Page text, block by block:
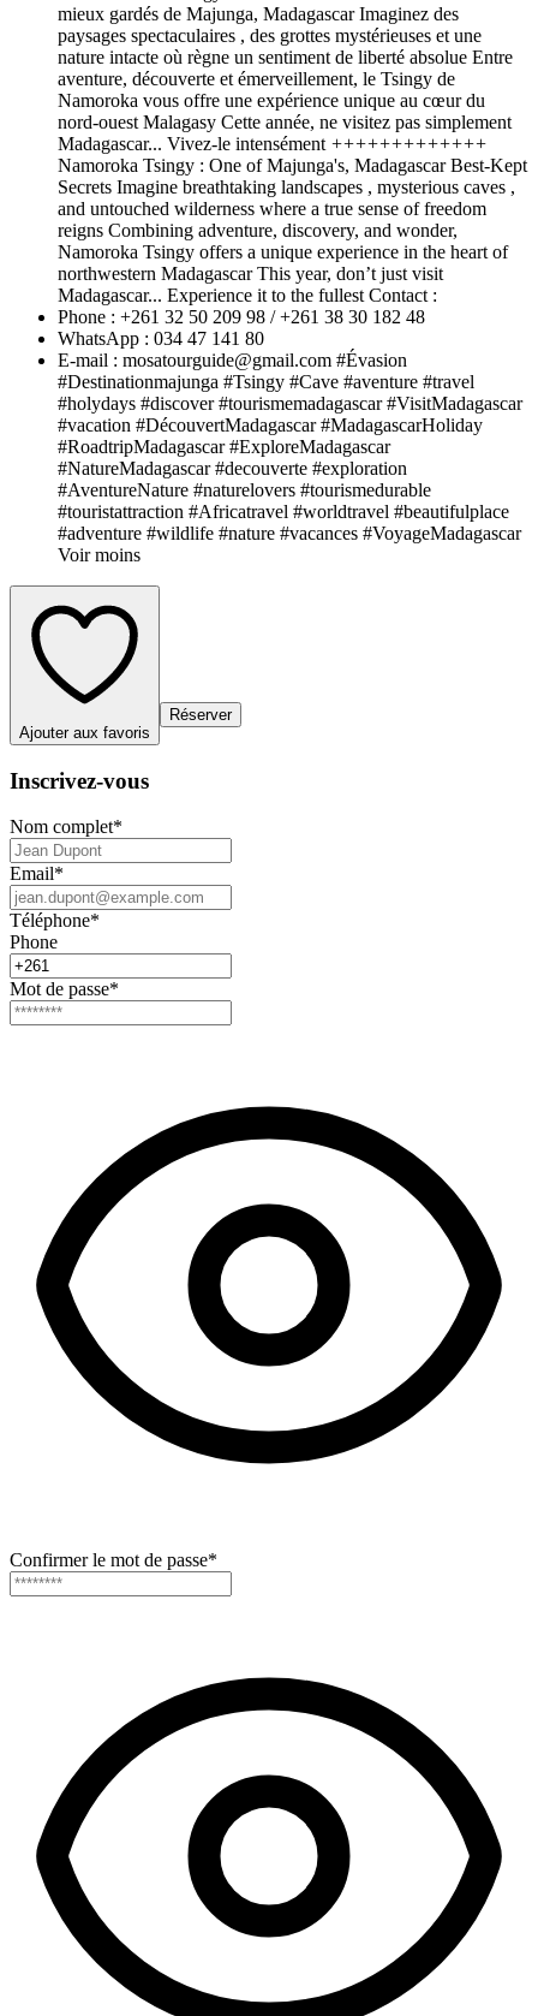
mieux gardés de Majunga, Madagascar Imaginez des
paysages spectaculaires , des grottes mystérieuses et une
nature intacte où règne un sentiment de liberté absolue Entre
aventure, découverte et émerveillement, le Tsingy de
Namoroka vous offre une expérience unique au cœur du
nord-ouest Malagasy Cette année, ne visitez pas simplement
Madagascar... Vivez-le intensément +++++++++++++
Namoroka Tsingy : One of Majunga's, Madagascar Best-Kept
Secrets Imagine breathtaking landscapes , mysterious caves ,
and untouched wilderness where a true sense of freedom
reigns Combining adventure, discovery, and wonder,
Namoroka Tsingy offers a unique experience in the heart of
northwestern Madagascar This year, don’t just visit
Madagascar... Experience it to the fullest Contact :
Phone : +261 32 50 209 98 / +261 38 30 182 48
WhatsApp : 034 47 141 80
E-mail : mosatourguide@gmail.com #Évasion
#Destinationmajunga #Tsingy #Cave #aventure #travel
#holydays #discover #tourismemadagascar #VisitMadagascar
#vacation #DécouvertMadagascar #MadagascarHoliday
#RoadtripMadagascar #ExploreMadagascar
#NatureMadagascar #decouverte #exploration
#AventureNature #naturelovers #tourismedurable
#touristattraction #Africatravel #worldtravel #beautifulplace
#adventure #wildlife #nature #vacances #VoyageMadagascar
Voir moins
Ajouter aux favoris
Réserver
Inscrivez-vous
Nom complet*
Email*
Téléphone*
Phone
Mot de passe*
Confirmer le mot de passe*